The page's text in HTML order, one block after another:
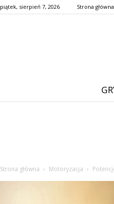
piątek, sierpień 7, 2026 Strona główna
Strona główna Motoryzacja